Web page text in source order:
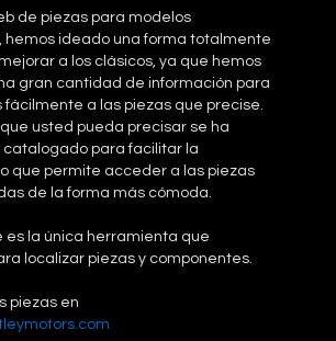
de piezas para modelos
hemos ideado una forma totalmente
a los clásicos, ya que hemos
gran cantidad de información para
a las piezas que precise.
usted pueda precisar se ha
catalogado para facilitar la
que permite acceder a las piezas
de la forma más cómoda.
es la única herramienta que
localizar piezas y componentes.
piezas en